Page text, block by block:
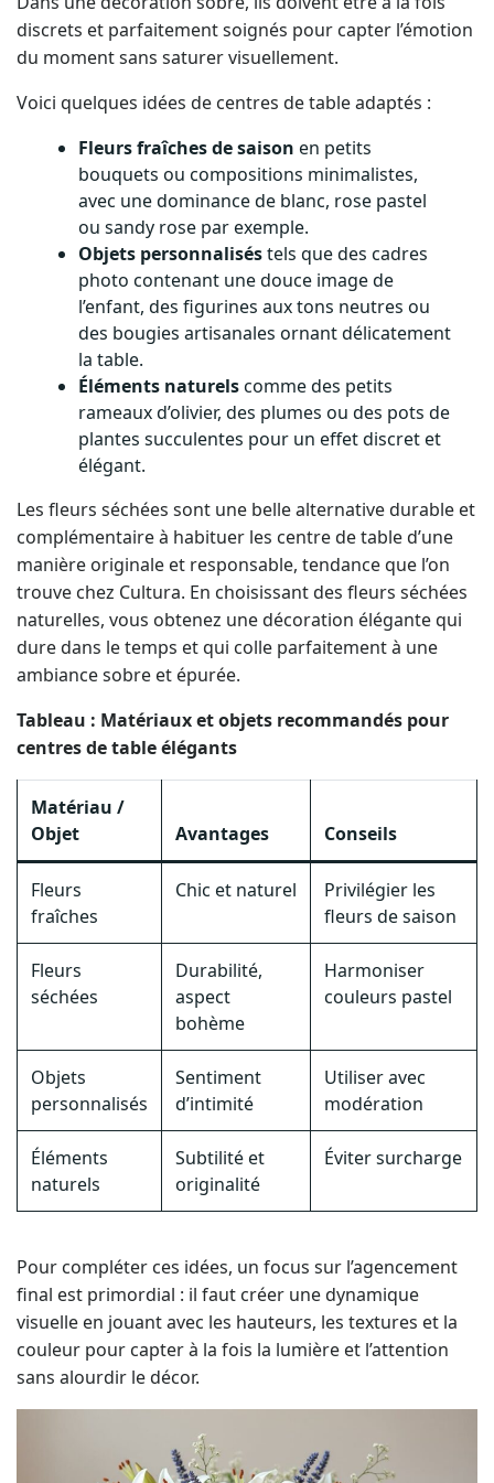
discrets et parfaitement soignés pour capter l’émotion
du moment sans saturer visuellement.
Voici quelques idées de centres de table adaptés :
Fleurs fraîches de saison en petits
bouquets ou compositions minimalistes,
avec une dominance de blanc, rose pastel
ou sandy rose par exemple.
Objets personnaliséstels que des cadres
photo contenant une douce image de
l’enfant, des figurines aux tons neutres ou
des bougies artisanales ornant délicatement
la table.
Éléments naturelscomme des petits
rameaux d’olivier, des plumes ou des pots de
plantes succulentes pour un effet discret et
élégant.
Les fleurs séchées sont une belle alternative durable et
complémentaire à habituer les centre de table d’une
manière originale et responsable, tendance que l’on
trouve chez Cultura. En choisissant des fleurs séchées
naturelles, vous obtenez une décoration élégante qui
dure dans le temps et qui colle parfaitement à une
ambiance sobre et épurée.
Tableau : Matériaux et objets recommandés pour
centres de table élégants
Matériau /
Objet
Avantages Conseils
Fleurs
fraîches
Chic et naturel
Privilégier les
fleurs de saison
Fleurs
séchées
Durabilité,
aspect
bohème
Harmoniser
couleurs pastel
Objets
personnalisés
Sentiment
d’intimité
Utiliser avec
modération
Éléments
naturels
Subtilité et
originalité
Éviter surcharge
Pour compléter ces idées, un focus sur l’agencement
final est primordial : il faut créer une dynamique
visuelle en jouant avec les hauteurs, les textures et la
couleur pour capter à la fois la lumière et l’attention
sans alourdir le décor.